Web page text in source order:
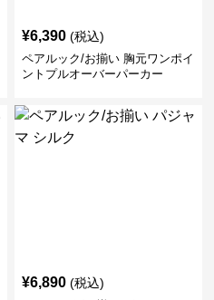
¥6,390 (税込)
ペアルック/お揃い 胸元ワンポイ
ントプルオーバーパーカー
¥6,890 (税込)